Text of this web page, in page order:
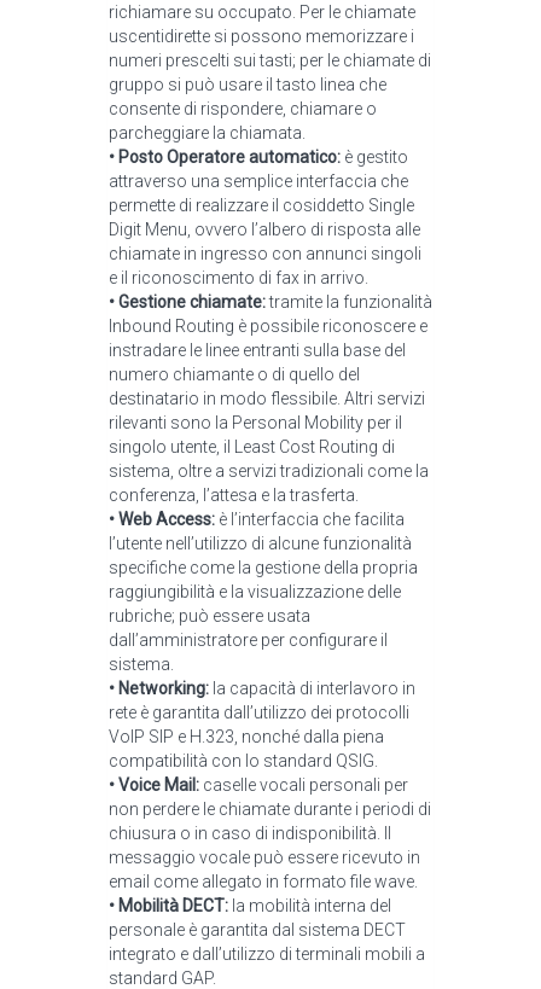
richiamare su occupato. Per le chiamate
uscentidirette si possono memorizzare i
numeri prescelti sui tasti; per le chiamate di
gruppo si può usare il tasto linea che
consente di rispondere, chiamare o
parcheggiare la chiamata.
• Posto Operatore automatico: è gestito
attraverso una semplice interfaccia che
permette di realizzare il cosiddetto Single
Digit Menu, ovvero l’albero di risposta alle
chiamate in ingresso con annunci singoli
e il riconoscimento di fax in arrivo.
• Gestione chiamate:tramite la funzionalità
Inbound Routing è possibile riconoscere e
instradare le linee entranti sulla base del
numero chiamante o di quello del
destinatario in modo flessibile. Altri servizi
rilevanti sono la Personal Mobility per il
singolo utente, il Least Cost Routing di
sistema, oltre a servizi tradizionali come la
conferenza, l’attesa e la trasferta.
• Web Access: è l’interfaccia che facilita
l’utente nell’utilizzo di alcune funzionalità
specifiche come la gestione della propria
raggiungibilità e la visualizzazione delle
rubriche; può essere usata
dall’amministratore per configurare il
sistema.
• Networking: la capacità di interlavoro in
rete è garantita dall’utilizzo dei protocolli
VoIP SIP e H.323, nonché dalla piena
compatibilità con lo standard QSIG.
• Voice Mail: caselle vocali personali per
non perdere le chiamate durante i periodi di
chiusura o in caso di indisponibilità. Il
messaggio vocale può essere ricevuto in
email come allegato in formato file wave.
• Mobilità DECT: la mobilità interna del
personale è garantita dal sistema DECT
integrato e dall’utilizzo di terminali mobili a
standard GAP.